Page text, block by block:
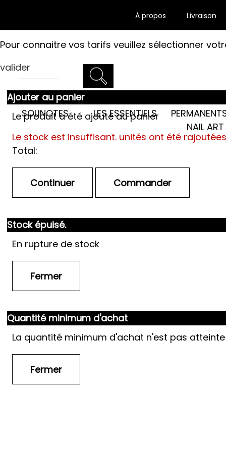
À propos Livraison
Pour connaitre vos tarifs veuillez sélectionner
valider
Ajouter au panier
Le produit a été ajouté au panier
Le stock est insuffisant. unités ont été
Total:
Stock épuisé.
En rupture de stock
Quantité minimum d'achat
La quantité minimum d'achat n'est pas atteinte
SOLINOTES LES ESSENTIELS
NAIL ART